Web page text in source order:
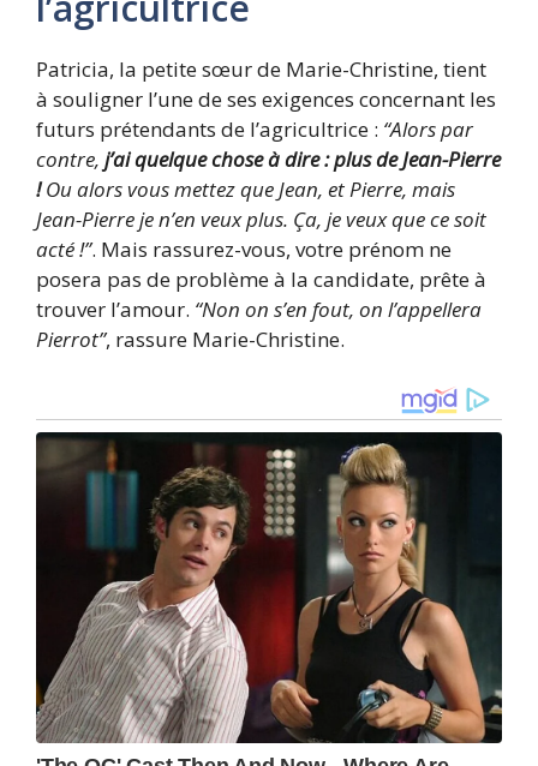
Patricia, la petite sœur de Marie-Christine, tient
à souligner l’une de ses exigences concernant les
futurs prétendants de l’agricultrice : “Alors par
contre, j’ai quelque chose à dire : plus de Jean-Pierre
!Ou alors vous mettez que Jean, et Pierre, mais
Jean-Pierre je n’en veux plus. Ça, je veux que ce soit
acté !”. Mais rassurez-vous, votre prénom ne
posera pas de problème à la candidate, prête à
trouver l’amour. “Non on s’en fout, on l’appellera
Pierrot”, rassure Marie-Christine.